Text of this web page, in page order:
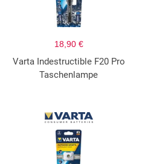
18,90 €
Varta Indestructible F20 Pro
Taschenlampe